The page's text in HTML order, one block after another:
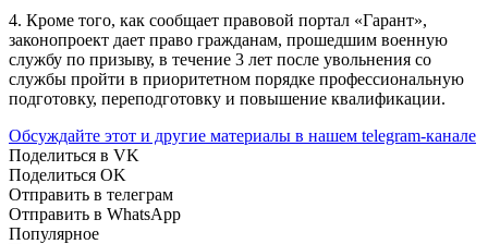
4. Кроме того, как сообщает правовой портал «Гарант»,
законопроект дает право гражданам, прошедшим военную
службу по призыву, в течение 3 лет после увольнения со
службы пройти в приоритетном порядке профессиональную
подготовку, переподготовку и повышение квалификации.
Обсуждайте этот и другие материалы в нашем telegram-канале
Поделиться в VK
Поделиться OK
Отправить в телеграм
Отправить в WhatsApp
Популярное